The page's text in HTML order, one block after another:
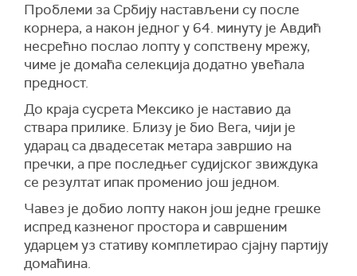
Проблеми за Србију настављени су после
корнера, а након једног у 64. минуту је Авдић
несрећно послао лопту у сопствену мрежу,
чиме је домаћа селекција додатно увећала
предност.
До краја сусрета Мексико је наставио да
ствара прилике. Близу је био Вега, чији је
ударац са двадесетак метара завршио на
пречки, а пре последњег судијског звиждука
се резултат ипак променио још једном.
Чавез је добио лопту након још једне грешке
испред казненог простора и савршеним
ударцем уз стативу комплетирао сјајну партију
домаћина.